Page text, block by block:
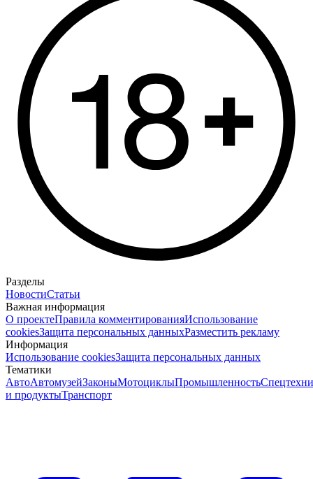
Разделы
НовостиСтатьи
Важная информация
О проектеПравила комментированияИспользование
cookiesЗащита персональных данныхРазместить рекламу
Информация
Использование cookiesЗащита персональных данных
Тематики
АвтоАвтомузейЗаконыМотоциклыПромышленность
и продуктыТранспорт